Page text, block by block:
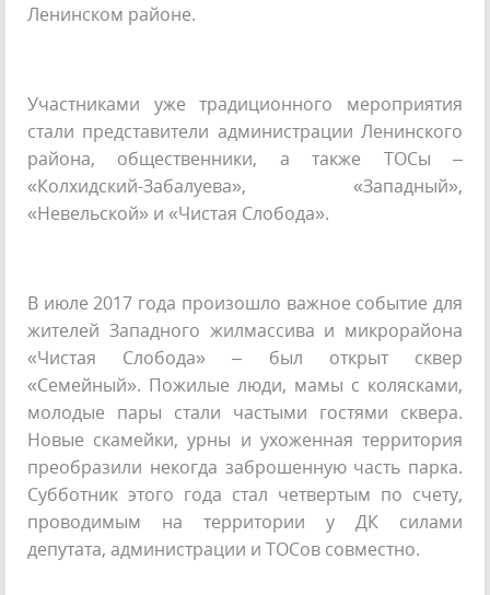
Ленинском районе.
Участниками уже традиционного мероприятия
стали представители администрации Ленинского
района, общественники, а также ТОСы –
«Колхидский-Забалуева», «Западный»,
«Невельской» и «Чистая Слобода».
В июле 2017 года произошло важное событие для
жителей Западного жилмассива и микрорайона
«Чистая Слобода» – был открыт сквер
«Семейный». Пожилые люди, мамы с колясками,
молодые пары стали частыми гостями сквера.
Новые скамейки, урны и ухоженная территория
преобразили некогда заброшенную часть парка.
Субботник этого года стал четвертым по счету,
проводимым на территории у ДК силами
депутата, администрации и ТОСов совместно.